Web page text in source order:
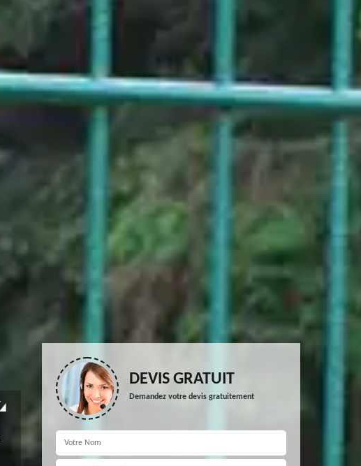
DEVIS GRATUIT
Demandez votre devis gratuitement